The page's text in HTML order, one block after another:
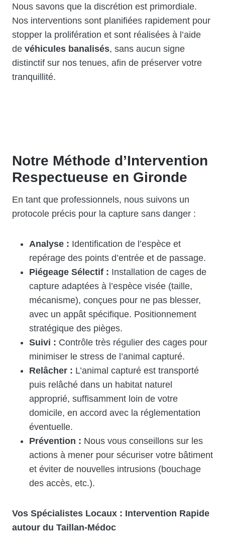
Nous savons que la discrétion est primordiale.
Nos interventions sont planifiées rapidement pour
stopper la prolifération et sont réalisées à l’aide
de véhicules banalisés, sans aucun signe
distinctif sur nos tenues, afin de préserver votre
tranquillité.
Notre Méthode d’Intervention
Respectueuse en Gironde
En tant que professionnels, nous suivons un
protocole précis pour la capture sans danger :
Analyse : Identification de l’espèce et
repérage des points d’entrée et de passage.
Piégeage Sélectif : Installation de cages de
capture adaptées à l’espèce visée (taille,
mécanisme), conçues pour ne pas blesser,
avec un appât spécifique. Positionnement
stratégique des pièges.
Suivi : Contrôle très régulier des cages pour
minimiser le stress de l’animal capturé.
Relâcher : L’animal capturé est transporté
puis relâché dans un habitat naturel
approprié, suffisamment loin de votre
domicile, en accord avec la réglementation
éventuelle.
Prévention : Nous vous conseillons sur les
actions à mener pour sécuriser votre bâtiment
et éviter de nouvelles intrusions (bouchage
des accès, etc.).
Vos Spécialistes Locaux : Intervention Rapide
autour du Taillan-Médoc